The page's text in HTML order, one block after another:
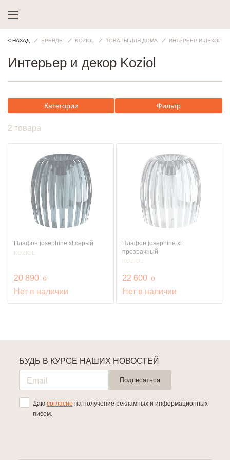
< НАЗАД БРЕНДЫ KOZIOL ТОВАРЫ ДЛЯ ДОМА ИНТЕРЬЕР И ДЕКОР
Интерьер и декор Koziol
Категории Фильтр
2 товара
Плафон josephine xl серый
KOZIOL
20 890 руб.
o
Нет в наличии
Плафон josephine xl
прозрачный
KOZIOL
22 600 руб.
o
Нет в наличии
БУДЬ В КУРСЕ НАШИХ НОВОСТЕЙ
Подписаться
Даю согласие на получение рекламных и информационных
писем.